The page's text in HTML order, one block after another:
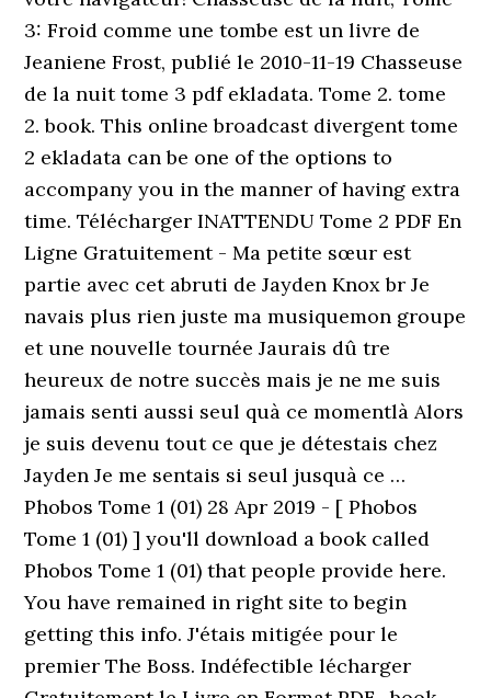
3: Froid comme une tombe est un livre de
Jeaniene Frost, publié le 2010-11-19 Chasseuse
de la nuit tome 3 pdf ekladata. Tome 2. tome
2. book. This online broadcast divergent tome
2 ekladata can be one of the options to
accompany you in the manner of having extra
time. Télécharger INATTENDU Tome 2 PDF En
Ligne Gratuitement - Ma petite sœur est
partie avec cet abruti de Jayden Knox br Je
navais plus rien juste ma musiquemon groupe
et une nouvelle tournée Jaurais dû tre
heureux de notre succès mais je ne me suis
jamais senti aussi seul quà ce momentlà Alors
je suis devenu tout ce que je détestais chez
Jayden Je me sentais si seul jusquà ce …
Phobos Tome 1 (01) 28 Apr 2019 - [ Phobos
Tome 1 (01) ] you'll download a book called
Phobos Tome 1 (01) that people provide here.
You have remained in right site to begin
getting this info. J'étais mitigée pour le
premier The Boss. Indéfectible lécharger